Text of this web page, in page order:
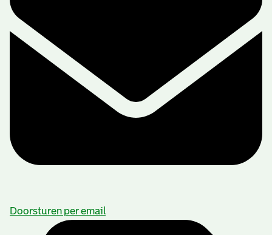
Doorsturen per email